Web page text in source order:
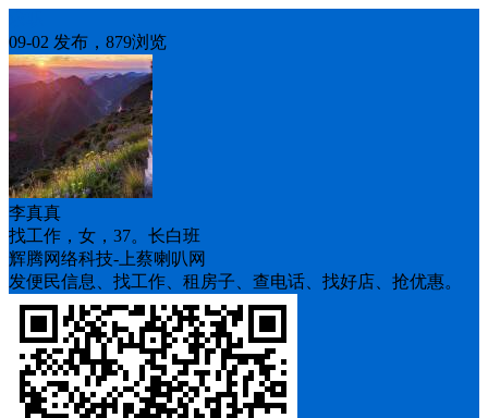
09-02 发布，879浏览
李真真
找工作，女，37。长白班
辉腾网络科技-上蔡喇叭网
发便民信息、找工作、租房子、查电话、找好店、抢优惠。